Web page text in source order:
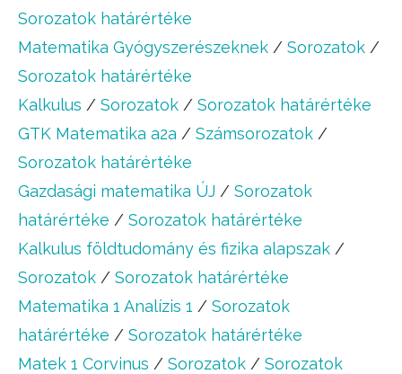
Sorozatok határértéke
Matematika Gyógyszerészeknek / Sorozatok /
Sorozatok határértéke
Kalkulus / Sorozatok / Sorozatok határértéke
GTK Matematika a2a / Számsorozatok /
Sorozatok határértéke
Gazdasági matematika ÚJ / Sorozatok
határértéke / Sorozatok határértéke
Kalkulus földtudomány és fizika alapszak /
Sorozatok / Sorozatok határértéke
Matematika 1 Analízis 1 / Sorozatok
határértéke / Sorozatok határértéke
Matek 1 Corvinus / Sorozatok / Sorozatok